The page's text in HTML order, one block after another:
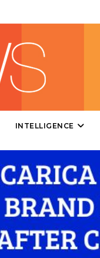
INTELLIGENCE